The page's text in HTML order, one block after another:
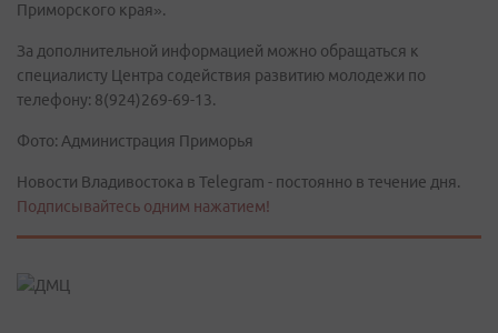
Приморского края».
За дополнительной информацией можно обращаться к
специалисту Центра содействия развитию молодежи по
телефону: 8(924)269-69-13.
Фото: Администрация Приморья
Новости Владивостока в Telegram - постоянно в течение дня.
Подписывайтесь одним нажатием!